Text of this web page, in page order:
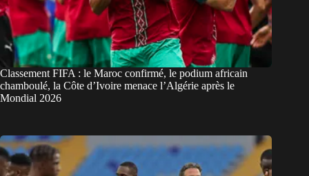
Classement FIFA : le Maroc confirmé, le podium africain
chamboulé, la Côte d’Ivoire menace l’Algérie après le
Mondial 2026